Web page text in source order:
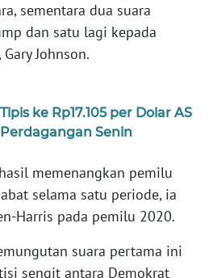
sementara dua suara
dan satu lagi kepada
Johnson.
ke Rp17.105 per Dolar AS
Senin
memenangkan pemilu
selama satu periode, ia
Harris pada pemilu 2020.
suara pertama ini
sengit antara Demokrat